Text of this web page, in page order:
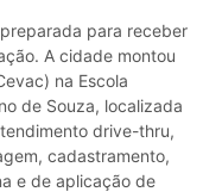
para receber
A cidade montou
na Escola
de Souza, localizada
drive-thru,
cadastramento,
e de aplicação de